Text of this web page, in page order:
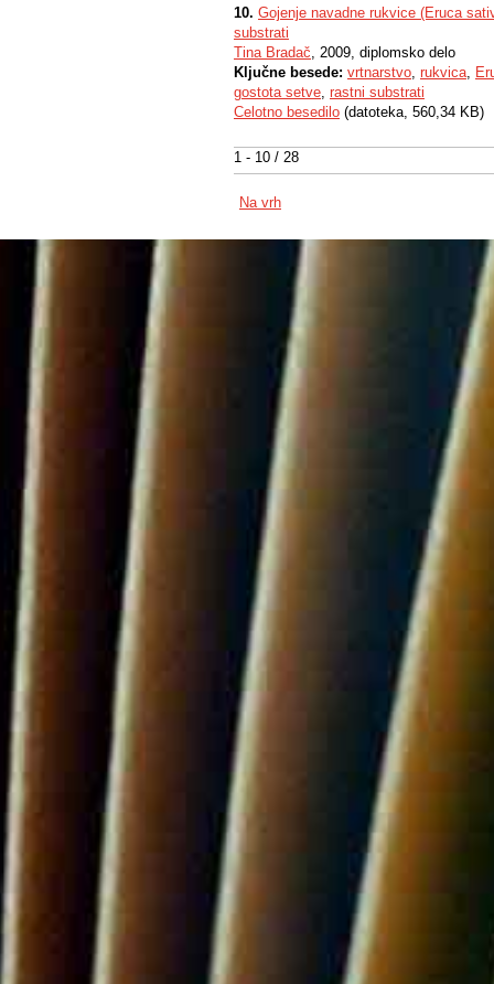
1 - 10 / 28
10. Gojenje navadne rukvice (Eruca
substrati
Tina Bradač, 2009, diplomsko delo
Ključne besede: vrtnarstvo, rukvica,
gostota setve, rastni substrati
Celotno besedilo (datoteka, 560,34 KB)
Na vrh